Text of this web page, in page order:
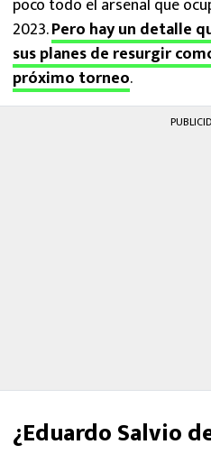
poco todo el arsenal que
2023.Pero hay un detalle
sus planes de resurgir
próximo torneo.
¿Eduardo Salvio